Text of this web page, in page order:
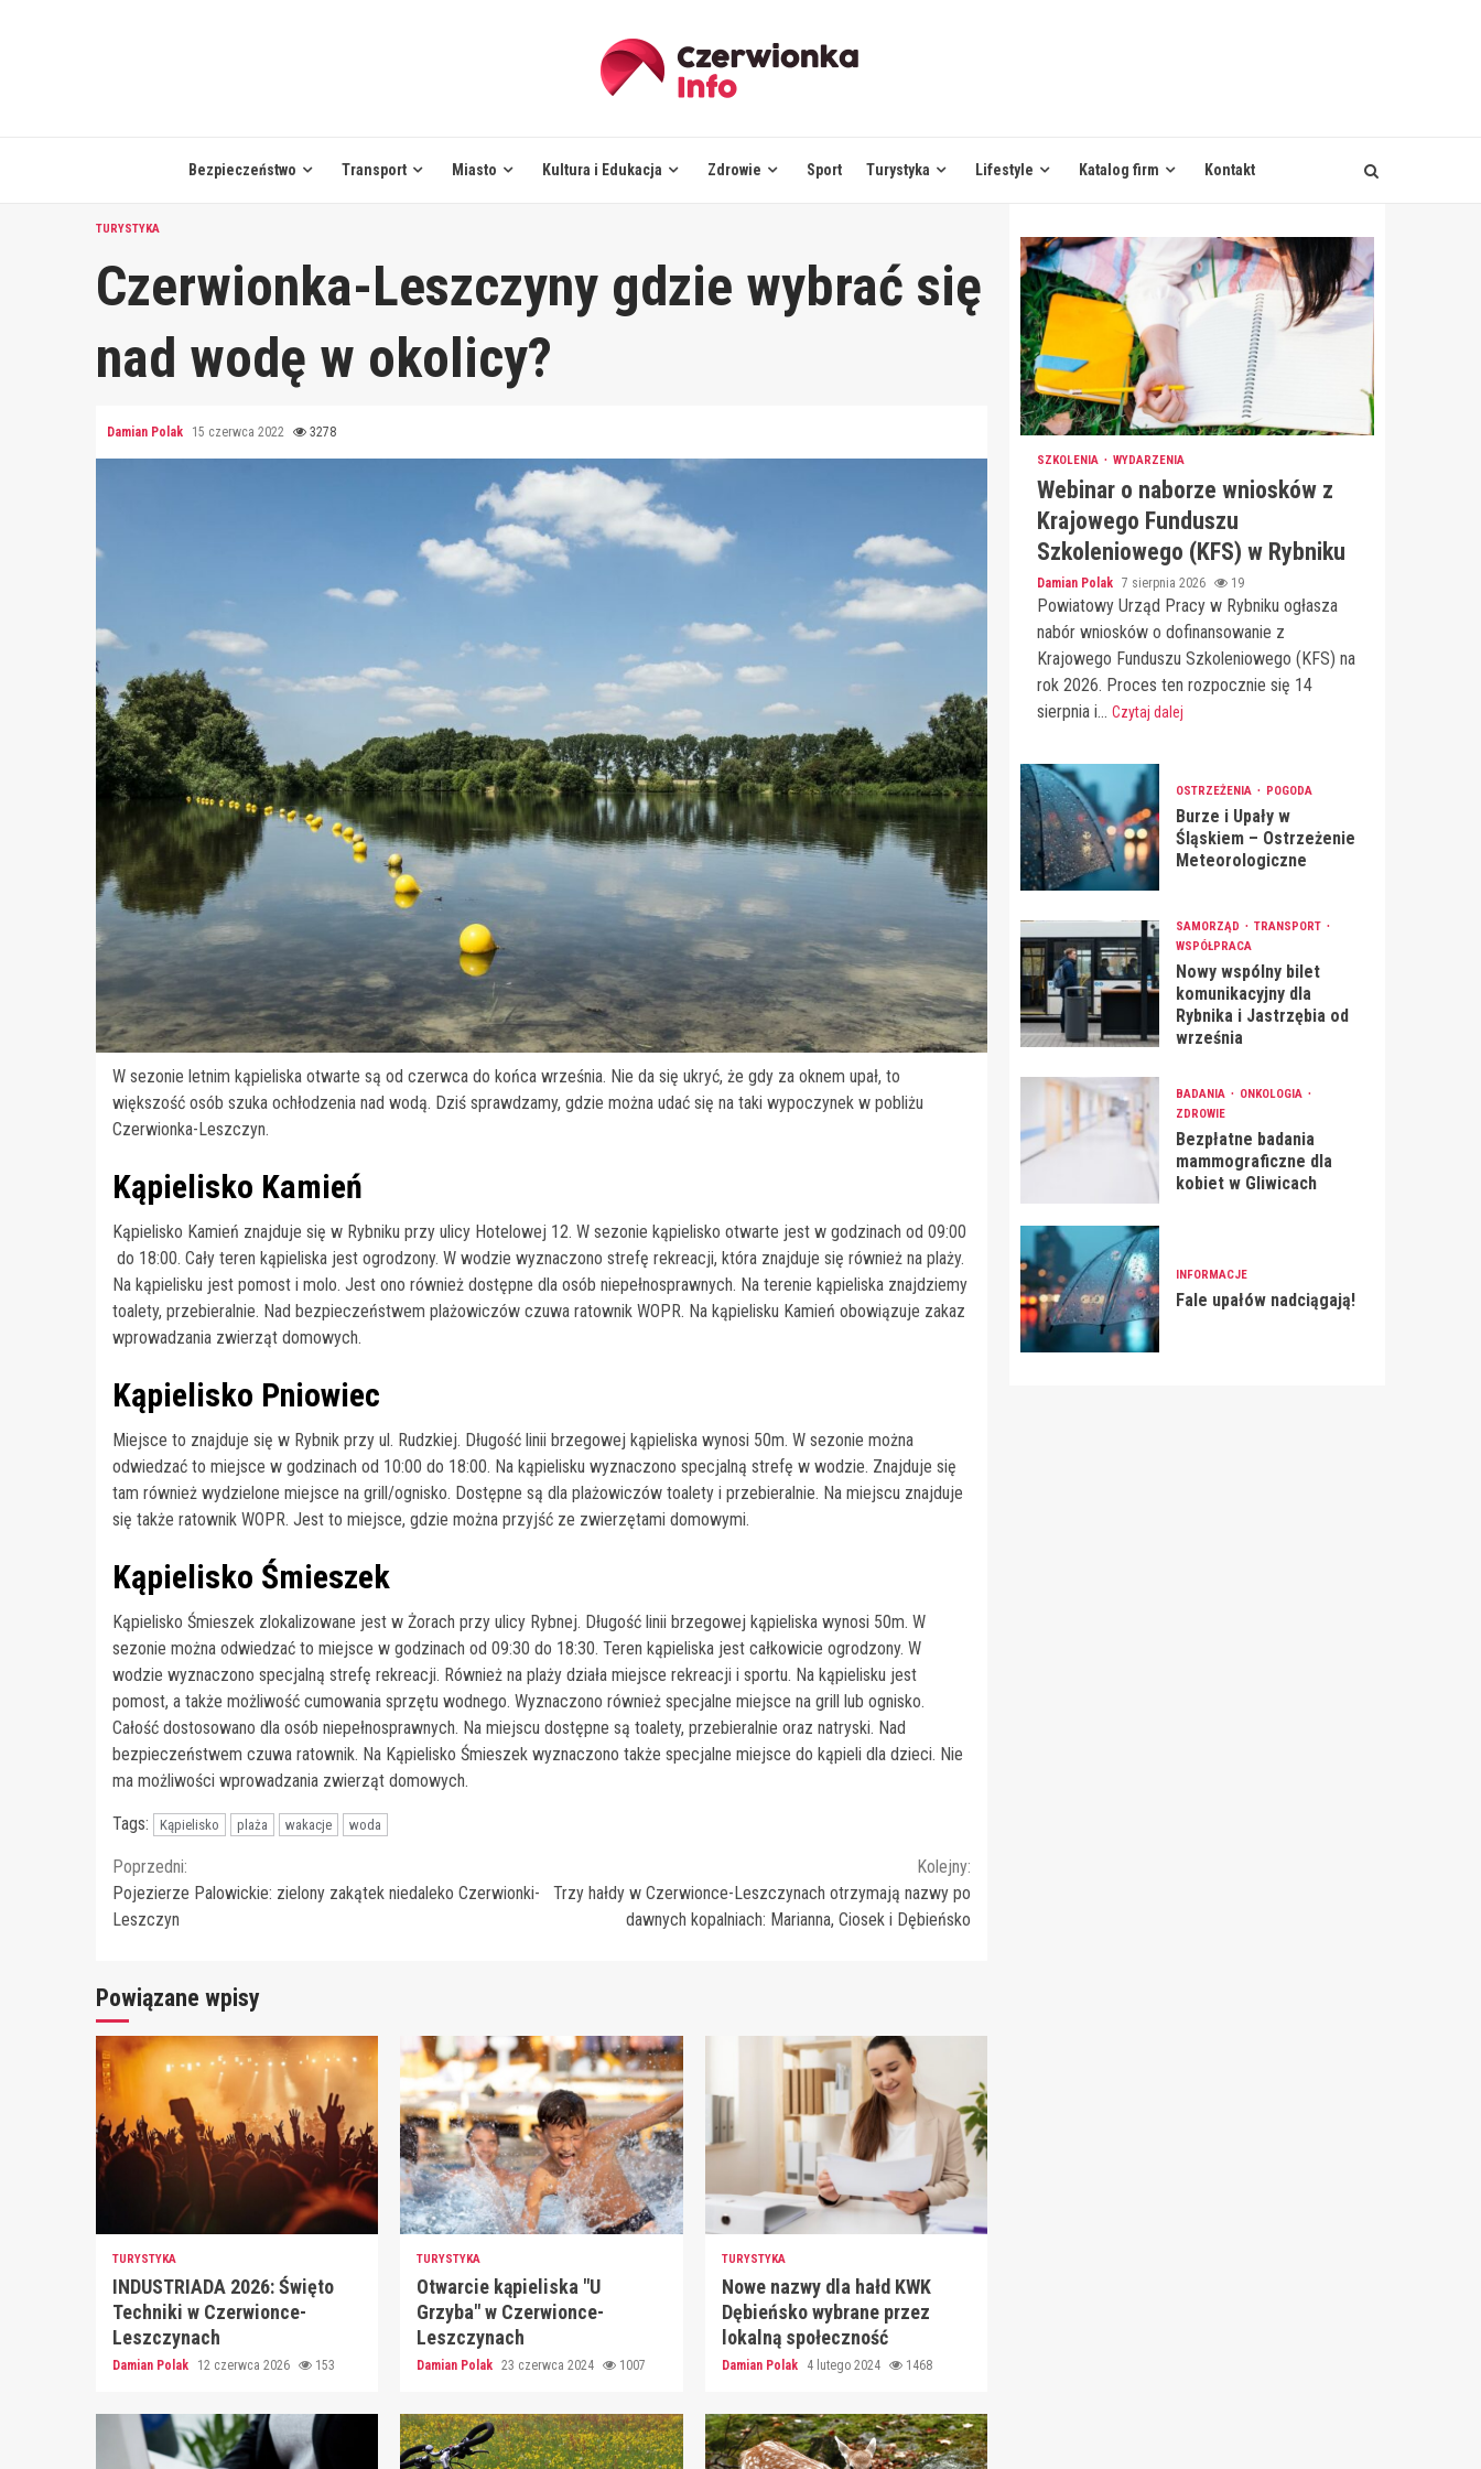
Bezpieczeństwo Transport Miasto Kultura i Edukacja Zdrowie Sport Turystyka Lifestyle Katalog firm Kontakt
TURYSTYKA
Czerwionka-Leszczyny gdzie wybrać się
nad wodę w okolicy?
Damian Polak 15 czerwca 2022 3278
W sezonie letnim kąpieliska otwarte są od czerwca do końca września. Nie da się ukryć, że gdy za oknem upał, to
większość osób szuka ochłodzenia nad wodą. Dziś sprawdzamy, gdzie można udać się na taki wypoczynek w pobliżu
Czerwionka-Leszczyn.
Kąpielisko Kamień
Kąpielisko Kamień znajduje się w Rybniku przy ulicy Hotelowej 12. W sezonie kąpielisko otwarte jest w godzinach od 09:00
do 18:00. Cały teren kąpieliska jest ogrodzony. W wodzie wyznaczono strefę rekreacji, która znajduje się również na plaży.
Na kąpielisku jest pomost i molo. Jest ono również dostępne dla osób niepełnosprawnych. Na terenie kąpieliska znajdziemy
toalety, przebieralnie. Nad bezpieczeństwem plażowiczów czuwa ratownik WOPR. Na kąpielisku Kamień obowiązuje zakaz
wprowadzania zwierząt domowych.
Kąpielisko Pniowiec
Miejsce to znajduje się w Rybnik przy ul. Rudzkiej. Długość linii brzegowej kąpieliska wynosi 50m. W sezonie można
odwiedzać to miejsce w godzinach od 10:00 do 18:00. Na kąpielisku wyznaczono specjalną strefę w wodzie. Znajduje się
tam również wydzielone miejsce na grill/ognisko. Dostępne są dla plażowiczów toalety i przebieralnie. Na miejscu znajduje
się także ratownik WOPR. Jest to miejsce, gdzie można przyjść ze zwierzętami domowymi.
Kąpielisko Śmieszek
Kąpielisko Śmieszek zlokalizowane jest w Żorach przy ulicy Rybnej. Długość linii brzegowej kąpieliska wynosi 50m. W
sezonie można odwiedzać to miejsce w godzinach od 09:30 do 18:30. Teren kąpieliska jest całkowicie ogrodzony. W
wodzie wyznaczono specjalną strefę rekreacji. Również na plaży działa miejsce rekreacji i sportu. Na kąpielisku jest
pomost, a także możliwość cumowania sprzętu wodnego. Wyznaczono również specjalne miejsce na grill lub ognisko.
Całość dostosowano dla osób niepełnosprawnych. Na miejscu dostępne są toalety, przebieralnie oraz natryski. Nad
bezpieczeństwem czuwa ratownik. Na Kąpielisko Śmieszek wyznaczono także specjalne miejsce do kąpieli dla dzieci. Nie
ma możliwości wprowadzania zwierząt domowych.
Tags: Kąpielisko plaża wakacje woda
Continue
Reading
Poprzedni:
Pojezierze Palowickie: zielony zakątek niedaleko Czerwionki-
Leszczyn
Kolejny:
Trzy hałdy w Czerwionce-Leszczynach otrzymają nazwy po
dawnych kopalniach: Marianna, Ciosek i Dębieńsko
Powiązane wpisy
TURYSTYKA
INDUSTRIADA 2026: Święto
Techniki w Czerwionce-
Leszczynach
Damian Polak 12 czerwca 2026 153
TURYSTYKA
Otwarcie kąpieliska "U
Grzyba" w Czerwionce-
Leszczynach
Damian Polak 23 czerwca 2024 1007
TURYSTYKA
Nowe nazwy dla hałd KWK
Dębieńsko wybrane przez
lokalną społeczność
Damian Polak 4 lutego 2024 1468
SZKOLENIA WYDARZENIA
Webinar o naborze wniosków z
Krajowego Funduszu
Szkoleniowego (KFS) w Rybniku
Damian Polak 7 sierpnia 2026 19
Powiatowy Urząd Pracy w Rybniku ogłasza
nabór wniosków o dofinansowanie z
Krajowego Funduszu Szkoleniowego (KFS) na
rok 2026. Proces ten rozpocznie się 14
sierpnia i... Czytaj dalej
OSTRZEŻENIA POGODA
Burze i Upały w
Śląskiem – Ostrzeżenie
Meteorologiczne
SAMORZĄD
TRANSPORT
WSPÓŁPRACA
Nowy wspólny bilet
komunikacyjny dla
Rybnika i Jastrzębia od
września
BADANIA
ONKOLOGIA
ZDROWIE
Bezpłatne badania
mammograficzne dla
kobiet w Gliwicach
INFORMACJE
Fale upałów nadciągają!